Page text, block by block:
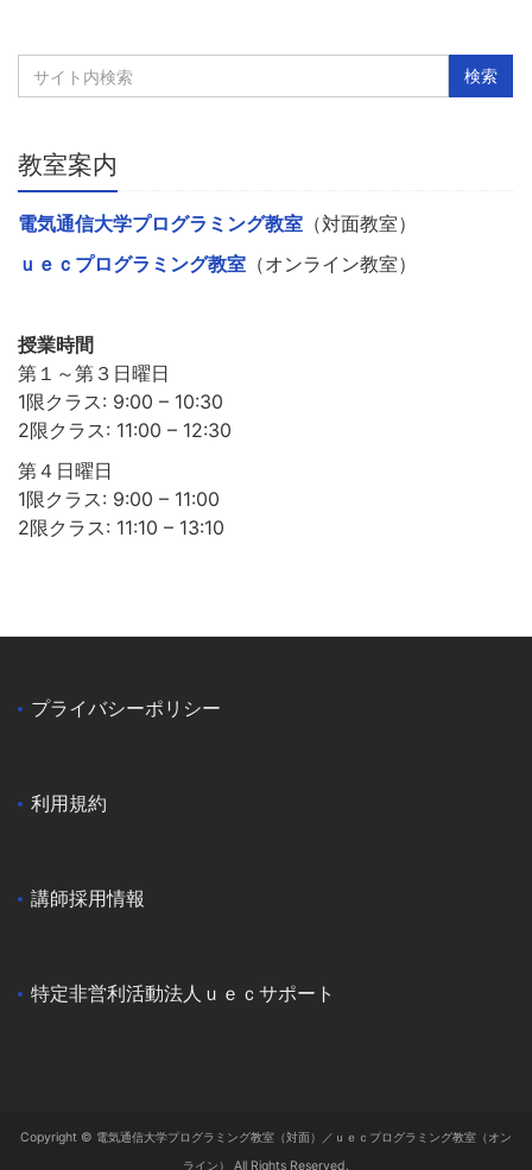
教室案内
電気通信大学プログラミング教室 （対面教室）
ｕｅｃプログラミング教室 （オンライン教室）
授業時間
第１～第３日曜日
1限クラス: 9:00 – 10:30
2限クラス: 11:00 – 12:30
第４日曜日
1限クラス: 9:00 – 11:00
2限クラス: 11:10 – 13:10
プライバシーポリシー
利用規約
講師採用情報
特定非営利活動法人ｕｅｃサポート
Copyright © 電気通信大学プログラミング教室（対面）／ｕｅｃプログラミング教室（オン
ライン） All Rights Reserved.